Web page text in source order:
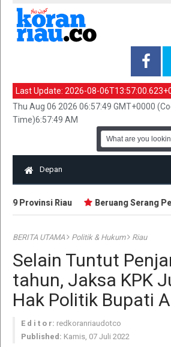
Last Update: 2026-08-
Thu Aug 06 2026 06:57:49 GMT+0000
Time)6:57:49 AM
Depan
Riau Beruang Serang
BERITA UTAMA Politik & Hukum Riau
Selain Tuntut
tahun, Jaksa KPK
Hak Politik Bupati
E d i t o r: redkoranriaudotco
Published: Kamis, 07 Juli 2022